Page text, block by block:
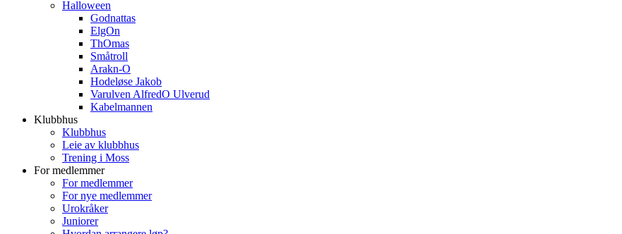
Halloween
Godnattas
ElgOn
ThOmas
Småtroll
Arakn-O
Hodeløse Jakob
Varulven AlfredO Ulverud
Kabelmannen
Klubbhus
Klubbhus
Leie av klubbhus
Trening i Moss
For medlemmer
For medlemmer
For nye medlemmer
Urokråker
Juniorer